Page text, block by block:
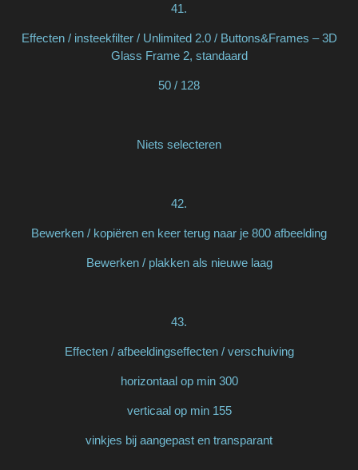
41.
Effecten / insteekfilter / Unlimited 2.0 / Buttons&Frames – 3D
Glass Frame 2, standaard
50 / 128
Niets selecteren
42.
Bewerken / kopiëren en keer terug naar je 800 afbeelding
Bewerken / plakken als nieuwe laag
43.
Effecten / afbeeldingseffecten / verschuiving
horizontaal op min 300
verticaal op min 155
vinkjes bij aangepast en transparant